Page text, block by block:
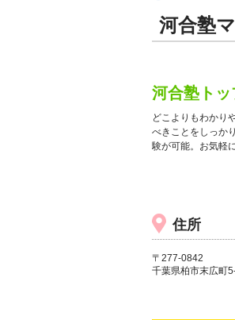
河合塾
河合塾トッ
どこよりもわかり
べきことをしっか
験が可能。お気軽
住所
〒277-0842
千葉県柏市末広町